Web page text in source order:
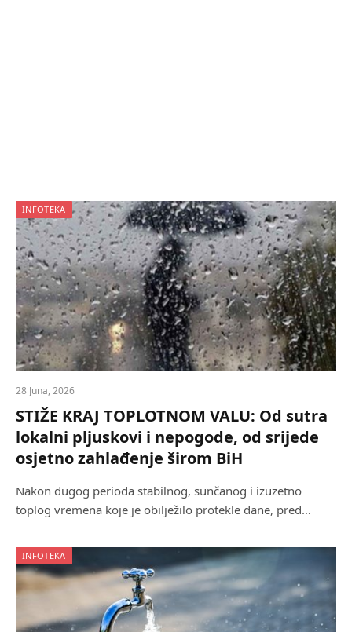
INFOTEKA
28 Juna, 2026
STIŽE KRAJ TOPLOTNOM VALU: Od sutra
lokalni pljuskovi i nepogode, od srijede
osjetno zahlađenje širom BiH
Nakon dugog perioda stabilnog, sunčanog i izuzetno
toplog vremena koje je obilježilo protekle dane, pred…
INFOTEKA